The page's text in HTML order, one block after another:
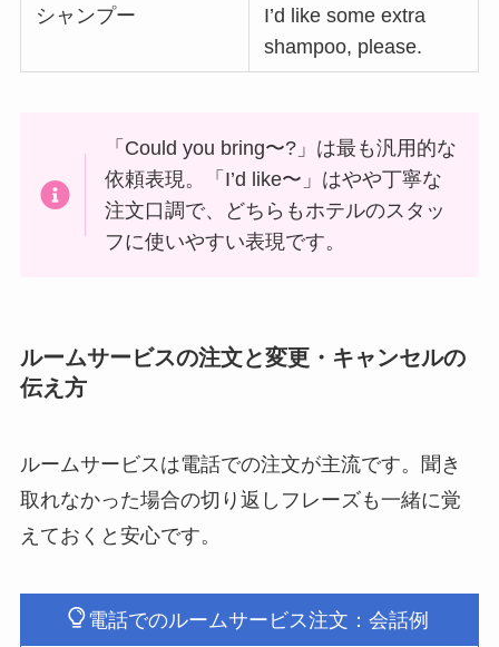
シャンプー
I’d like some extra
shampoo, please.
「Could you bring〜?」は最も汎用的な
依頼表現。「I’d like〜」はやや丁寧な
注文口調で、どちらもホテルのスタッ
フに使いやすい表現です。
ルームサービスの注文と変更・キャンセルの
伝え方
ルームサービスは電話での注文が主流です。聞き
取れなかった場合の切り返しフレーズも一緒に覚
えておくと安心です。
電話でのルームサービス注文：会話例